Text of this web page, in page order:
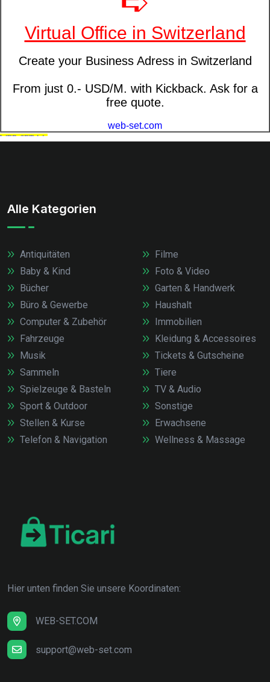
Alle Kategorien
Antiquitäten
Baby & Kind
Bücher
Büro & Gewerbe
Computer & Zubehör
Fahrzeuge
Filme
Foto & Video
Garten & Handwerk
Haushalt
Immobilien
Kleidung & Accessoires
Musik
Sammeln
Spielzeuge & Basteln
Sport & Outdoor
Stellen & Kurse
Telefon & Navigation
Tickets & Gutscheine
Tiere
TV & Audio
Sonstige
Erwachsene
Wellness & Massage
Hier unten finden Sie unsere Koordinaten:
WEB-SET.COM
support@web-set.com